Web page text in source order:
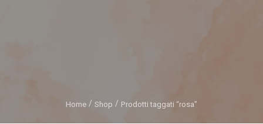
Home Shop Prodotti taggati “rosa”